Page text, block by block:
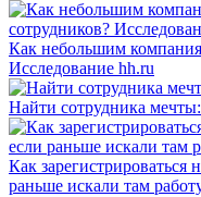
Как небольшим
Исследование hh.ru
Найти сотрудника
Как зарегистрироваться
раньше искали там